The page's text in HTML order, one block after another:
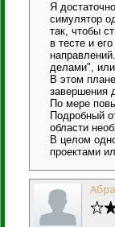
Я
симулятор
так, чтобы
в тесте и
делами",
В этом
завершения
По мере
Подробный
области
В целом
проектами